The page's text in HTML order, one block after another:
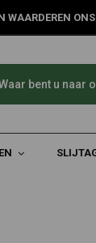
WAARDEREN
Achteraan |